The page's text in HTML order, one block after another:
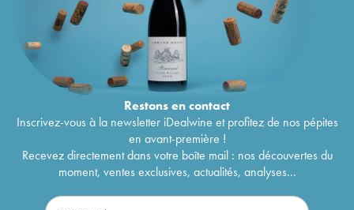
Restons encontact
Inscrivez-vous à la newsletter iDealwine et profitez de nos pépites
en avant-première !
Recevez directement dans votre boîte mail : nos découvertes du
moment, ventes exclusives, actualités, analyses...